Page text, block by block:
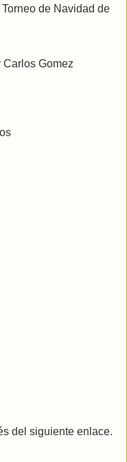
de Navidad de
Gomez
del siguiente enlace.